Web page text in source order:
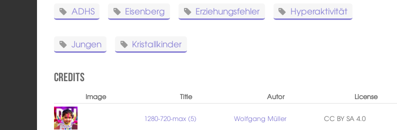
ADHS Eisenberg Erziehungsfehler Hyperaktivität
Jungen Kristallkinder
Credits
Image Title Autor License
1280-720-max (5) Wolfgang Müller CC BY SA 4.0